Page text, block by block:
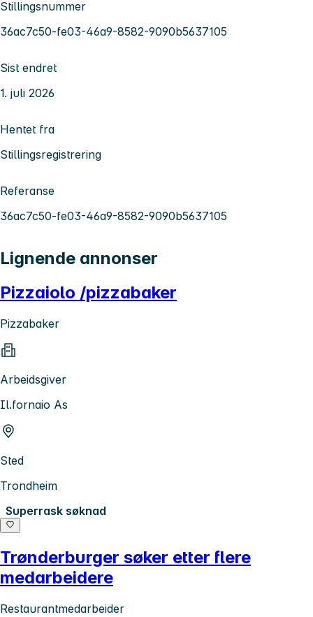
Stillingsnummer
36ac7c50-fe03-46a9-8582-9090b5637105
Sist endret
1. juli 2026
Hentet fra
Stillingsregistrering
Referanse
36ac7c50-fe03-46a9-8582-9090b5637105
Lignende annonser
Pizzaiolo /pizzabaker
Pizzabaker
Arbeidsgiver
Il.fornaio As
Sted
Trondheim
Superrask søknad
Trønderburger søker etter flere
medarbeidere
Restaurantmedarbeider